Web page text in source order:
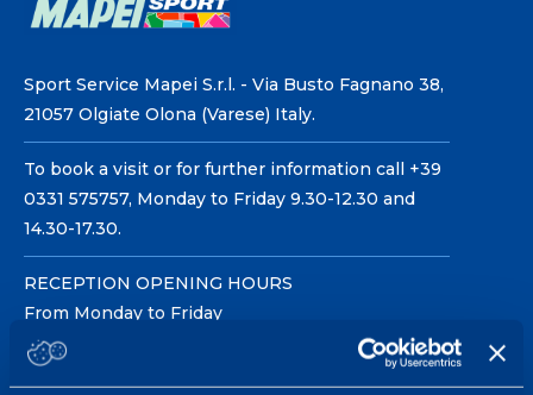
Sport Service Mapei S.r.l. - Via Busto Fagnano 38,
21057 Olgiate Olona (Varese) Italy.
To book a visit or for further information call +39
0331 575757, Monday to Friday 9.30-12.30 and
14.30-17.30.
RECEPTION OPENING HOURS
From Monday to Friday
08.30 - 18.30